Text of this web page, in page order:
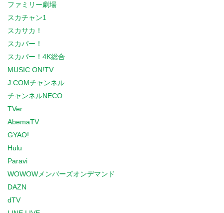
ファミリー劇場
スカチャン1
スカサカ！
スカパー！
スカパー！4K総合
MUSIC ON!TV
J:COMチャンネル
チャンネルNECO
TVer
AbemaTV
GYAO!
Hulu
Paravi
WOWOWメンバーズオンデマンド
DAZN
dTV